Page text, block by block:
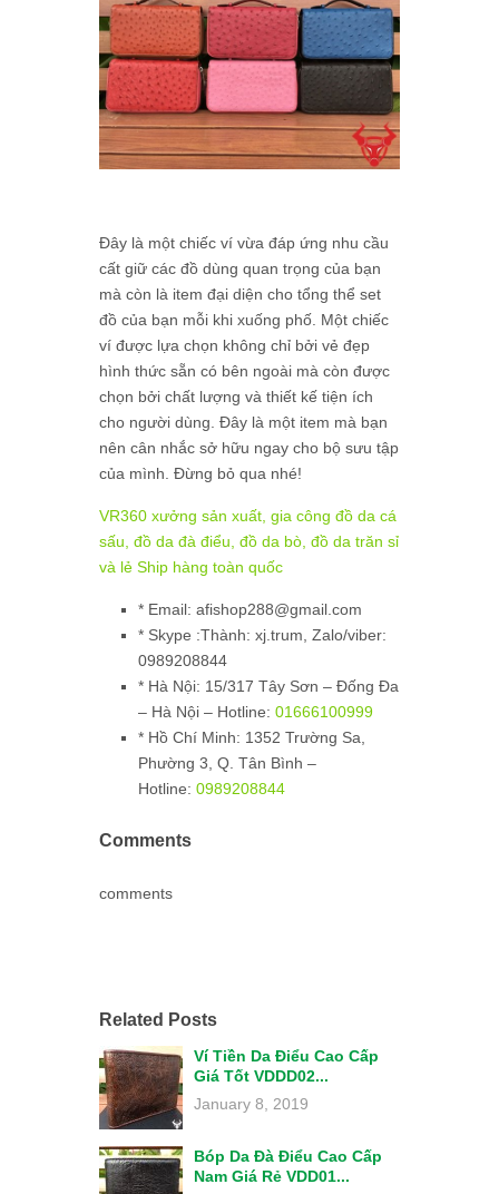
Đây là một chiếc ví vừa đáp ứng nhu cầu
cất giữ các đồ dùng quan trọng của bạn
mà còn là item đại diện cho tổng thể set
đồ của bạn mỗi khi xuống phố. Một chiếc
ví được lựa chọn không chỉ bởi vẻ đẹp
hình thức sẵn có bên ngoài mà còn được
chọn bởi chất lượng và thiết kế tiện ích
cho người dùng. Đây là một item mà bạn
nên cân nhắc sở hữu ngay cho bộ sưu tập
của mình. Đừng bỏ qua nhé!
VR360 xưởng sản xuất, gia công đồ da cá
sấu, đồ da đà điểu, đồ da bò, đồ da trăn sỉ
và lẻ Ship hàng toàn quốc
* Email: afishop288@gmail.com
* Skype :Thành: xj.trum, Zalo/viber:
0989208844
* Hà Nội: 15/317 Tây Sơn – Đống Đa
– Hà Nội – Hotline: 01666100999
* Hồ Chí Minh: 1352 Trường Sa,
Phường 3, Q. Tân Bình –
Hotline: 0989208844
Comments
comments
Related Posts
Ví Tiền Da Điểu Cao Cấp
Giá Tốt VDDD02...
January 8, 2019
Bóp Da Đà Điểu Cao Cấp
Nam Giá Rẻ VDD01...